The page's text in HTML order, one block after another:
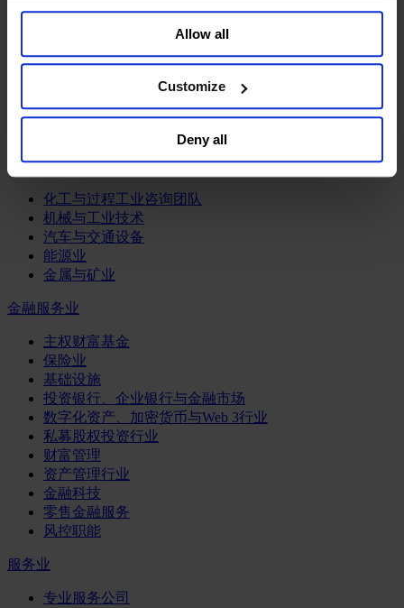
your data for targeted advertising, by clicking “Do Not
Sell or Share My Personal Information” in the footer of
the website. You must opt-out of each device and each
browser. For additional information and retention terms
general collection and use of personal information see
Allow all
Customize
Deny all
体育业
零售、服装与奢侈品
工业
化工与过程工业咨询团队
机械与工业技术
汽车与交通设备
能源业
金属与矿业
金融服务业
主权财富基金
保险业
基础设施
投资银行、企业银行与金融市场
数字化资产、加密货币与Web 3行业
私募股权投资行业
财富管理
资产管理行业
金融科技
零售金融服务
风控职能
服务业
专业服务公司